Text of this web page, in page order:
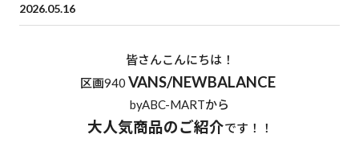
2026.05.16
皆さんこんにちは！
区画940 VANS/NEWBALANCE
byABC-MARTから
大人気商品のご紹介です！！